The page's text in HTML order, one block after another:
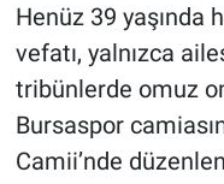
Henüz 39 yaşında
vefatı, yalnızca
tribünlerde omuz
Bursaspor
Camii’nde